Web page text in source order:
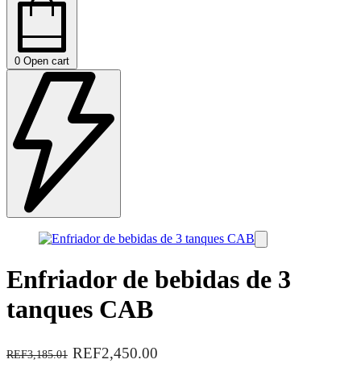
0 Open cart
Enfriador de bebidas de 3
tanques CAB
REF3,185.01 REF2,450.00